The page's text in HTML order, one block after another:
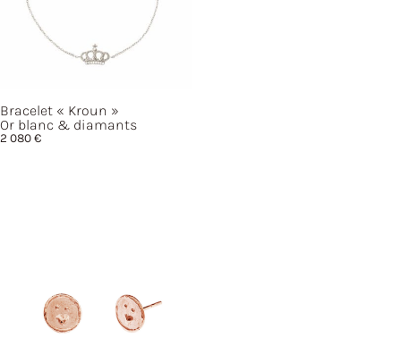
Bracelet « Kroun »
Or blanc & diamants
2 080€